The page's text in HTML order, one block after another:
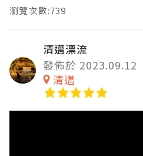
瀏覽次數:739
清邁漂流
發佈於 2023.09.12
清邁